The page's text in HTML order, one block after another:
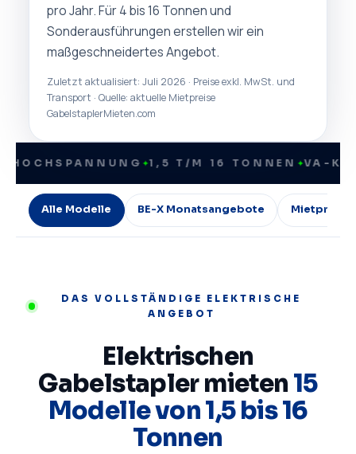
pro Jahr. Für 4 bis 16 Tonnen und
Sonderausführungen erstellen wir ein
maßgeschneidertes Angebot.
Zuletzt aktualisiert: Juli 2026 · Preise exkl. MwSt. und
Transport · Quelle: aktuelle Mietpreise
GabelstaplerMieten.com
✦ 1,5 T/M 16 TONNEN✦ VA-KEUR
Alle Modelle BE-X Monatsangebote Mietpreise
DAS VOLLSTÄNDIGE ELEKTRISCHE
ANGEBOT
Elektrischen
Gabelstapler mieten 15
Modelle von 1,5 bis 16
Tonnen